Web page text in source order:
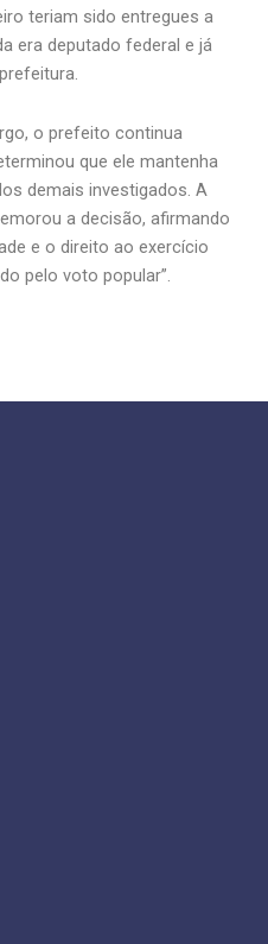
teriam sido entregues a
era deputado federal e já
o prefeito continua
que ele mantenha
demais investigados. A
a decisão, afirmando
e o direito ao exercício
pelo voto popular”.